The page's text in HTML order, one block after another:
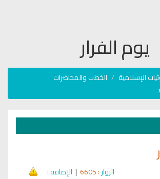
يوم الفرار
الإسلامية
الخطب والمحاضرات
الزوار: 6605
| الإضافة: